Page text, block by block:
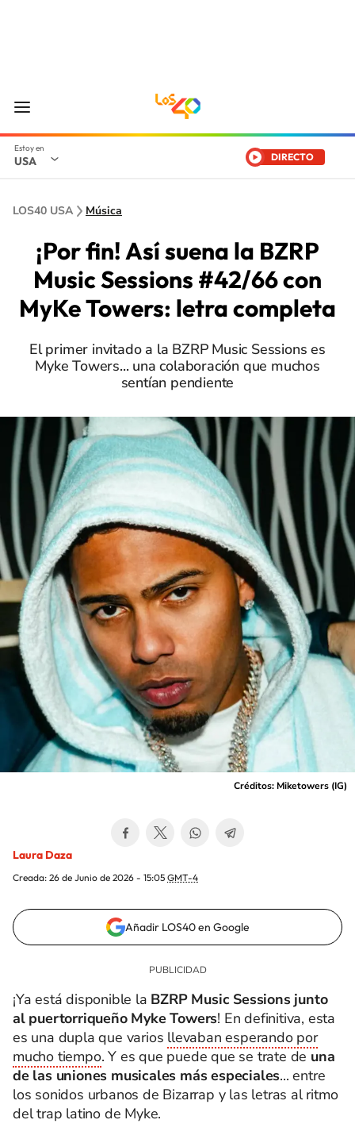
USA DIRECTO
LOS40 USA Música
¡Por fin! Así suena la BZRP
Music Sessions #42/66 con
MyKe Towers: letra completa
El primer invitado a la BZRP Music Sessions es
Myke Towers... una colaboración que muchos
sentían pendiente
Créditos: Miketowers (IG)
Laura Daza
Creada: 26 de Junio de 2026 - 15:05 GMT-4
Añadir LOS40 en Google
¡Ya está disponible la BZRP Music Sessions junto
al puertorriqueño Myke Towers! En definitiva, esta
es una dupla que varios llevaban esperando por
mucho tiempo. Y es que puede que se trate de una
de las uniones musicales más especiales... entre
los sonidos urbanos de Bizarrap y las letras al ritmo
del trap latino de Myke.